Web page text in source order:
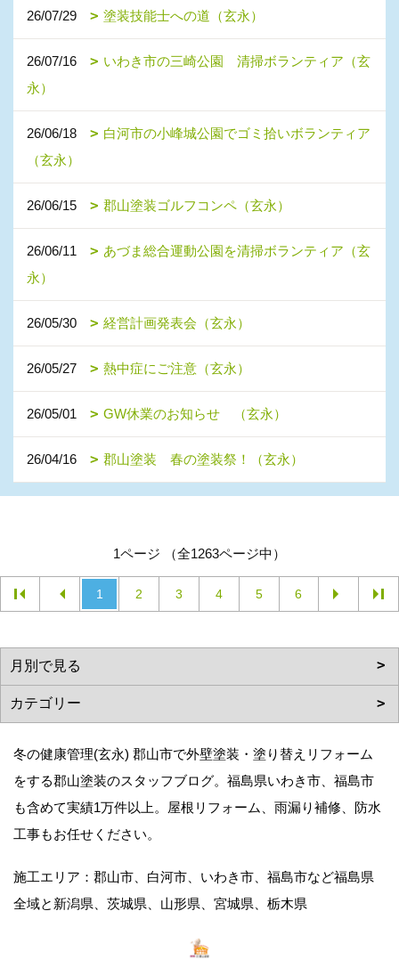
26/07/29 塗装技能士への道（玄永）
26/07/16
いわき市の三崎公園 清掃ボランティア（玄
永）
26/06/18
白河市の小峰城公園でゴミ拾いボランティア
（玄永）
26/06/15 郡山塗装ゴルフコンペ（玄永）
26/06/11
あづま総合運動公園を清掃ボランティア（玄
永）
26/05/30 経営計画発表会（玄永）
26/05/27 熱中症にご注意（玄永）
26/05/01 GW休業のお知らせ （玄永）
26/04/16 郡山塗装 春の塗装祭！（玄永）
1ページ （全1263ページ中）
1 2 3 4 5 6
冬の健康管理(玄永) 郡山市で外壁塗装・塗り替えリフォーム
をする郡山塗装のスタッフブログ。福島県いわき市、福島市
も含めて実績1万件以上。屋根リフォーム、雨漏り補修、防水
工事もお任せください。
施工エリア：郡山市、白河市、いわき市、福島市など福島県
全域と新潟県、茨城県、山形県、宮城県、栃木県